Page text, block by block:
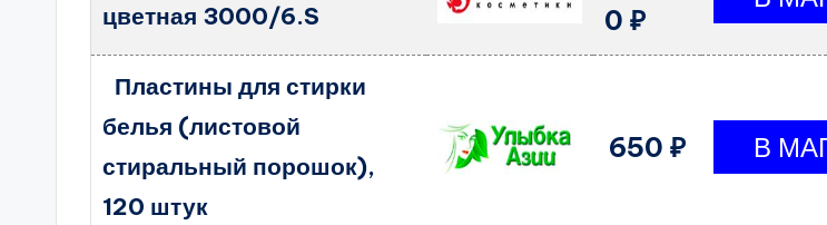
цветная 3000/6.S
0 ₽
Пластины для стирки
белья (листовой
стиральный порошок),
120 штук
650 ₽